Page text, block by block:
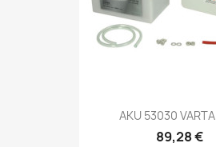
AKU 53030
89,28 €